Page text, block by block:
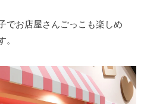
でお店屋さんごっこも楽しめ
。